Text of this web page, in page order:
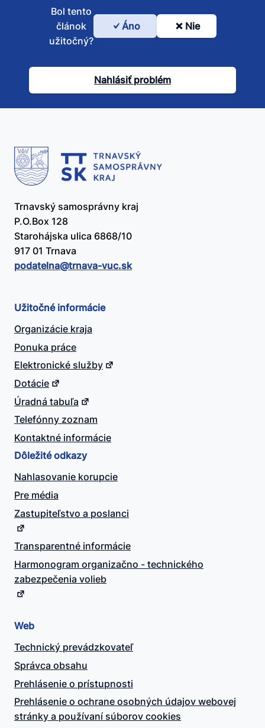
Bol
článok
užitočný?
Bol tento
článok
užitočný?
Áno Nie
Nahlásiť problém
Trnavský samosprávny kraj
P.O.Box 128
Starohájska ulica 6868/10
917 01 Trnava
podatelna@​trnava-vuc.sk
Užitočné informácie
Organizácie kraja
Ponuka práce
Elektronické služby
Dotácie
Úradná tabuľa
Telefónny zoznam
Kontaktné informácie
Dôležité odkazy
Nahlasovanie korupcie
Pre média
Zastupiteľstvo a poslanci
Transparentné informácie
Harmonogram organizačno - technického
zabezpečenia volieb
Web
Technický prevádzkovateľ
Správca obsahu
Prehlásenie o prístupnosti
Prehlásenie o ochrane osobných údajov webovej
stránky a používaní súborov cookies